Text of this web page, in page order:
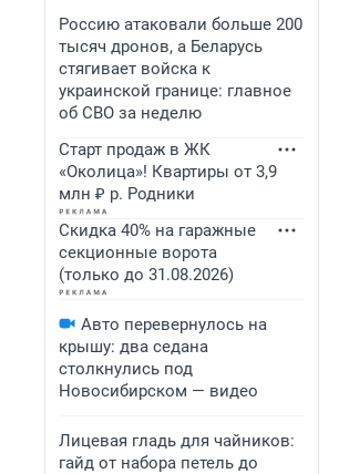
Россию атаковали больше 200
тысяч дронов, а Беларусь
стягивает войска к
украинской границе: главное
об СВО за неделю
Старт продаж в ЖК
«Околица»! Квартиры от 3,9
млн ₽ р. Родники
Скидка 40% на гаражные
секционные ворота
(только до 31.08.2026)
Авто перевернулось на
крышу: два седана
столкнулись под
Новосибирском — видео
Лицевая гладь для чайников:
гайд от набора петель до